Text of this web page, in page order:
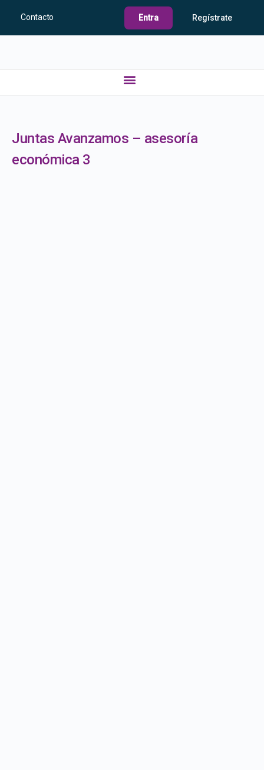
Contacto Entra Regístrate
Juntas Avanzamos – asesoría
económica 3